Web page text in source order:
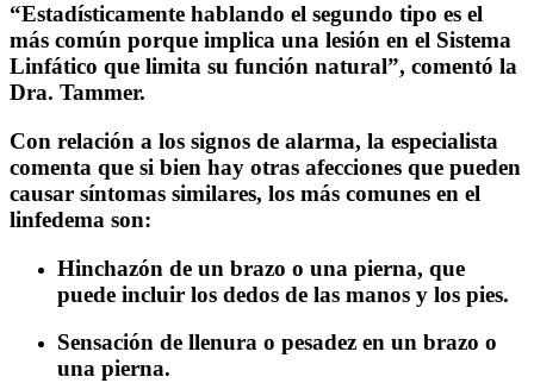
“Estadísticamente hablando el segundo tipo es el
más común porque implica una lesión en el Sistema
Linfático que limita su función natural”, comentó la
Dra. Tammer.
Con relación a los signos de alarma, la especialista
comenta que si bien hay otras afecciones que pueden
causar síntomas similares, los más comunes en el
linfedema son:
Hinchazón de un brazo o una pierna, que
puede incluir los dedos de las manos y los pies.
Sensación de llenura o pesadez en un brazo o
una pierna.